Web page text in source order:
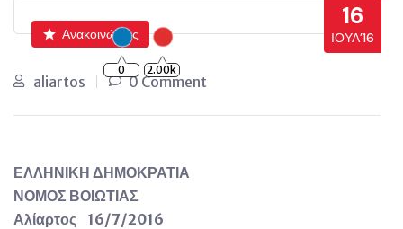
16
ΙΟΎΛ’16
Ανακοινώσεις
aliartos 0 Comment
ΕΛΛΗΝΙΚΗ ΔΗΜΟΚΡΑΤΙΑ
ΝΟΜΟΣ ΒΟΙΩΤΙΑΣ
Αλίαρτος 16/7/2016
0 2.00k